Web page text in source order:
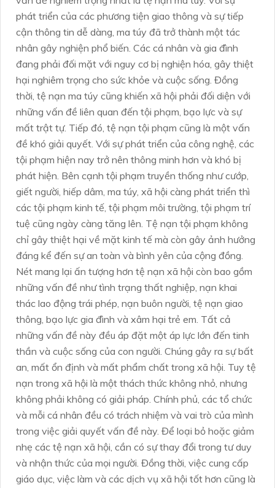
phát triển của các phương tiện giao thông và sự tiếp
cận thông tin dễ dàng, ma túy đã trở thành một tác
nhân gây nghiện phổ biến. Các cá nhân và gia đình
đang phải đối mặt với nguy cơ bị nghiện hóa, gây thiệt
hại nghiêm trọng cho sức khỏe và cuộc sống. Đồng
thời, tệ nạn ma túy cũng khiến xã hội phải đối diện với
những vấn đề liên quan đến tội phạm, bạo lực và sự
mất trật tự. Tiếp đó, tệ nạn tội phạm cũng là một vấn
đề khó giải quyết. Với sự phát triển của công nghệ, các
tội phạm hiện nay trở nên thông minh hơn và khó bị
phát hiện. Bên cạnh tội phạm truyền thống như cướp,
giết người, hiếp dâm, ma túy, xã hội càng phát triển thì
các tội phạm kinh tế, tội phạm môi trường, tội phạm trí
tuệ cũng ngày càng tăng lên. Tệ nạn tội phạm không
chỉ gây thiệt hại về mặt kinh tế mà còn gây ảnh hưởng
đáng kể đến sự an toàn và bình yên của cộng đồng.
Nét mang lại ấn tượng hơn tệ nạn xã hội còn bao gồm
những vấn đề như tình trạng thất nghiệp, nạn khai
thác lao động trái phép, nạn buôn người, tệ nạn giao
thông, bạo lực gia đình và xâm hại trẻ em. Tất cả
những vấn đề này đều áp đặt một áp lực lớn đến tinh
thần và cuộc sống của con người. Chúng gây ra sự bất
an, mất ổn định và mất phẩm chất trong xã hội. Tuy tệ
nạn trong xã hội là một thách thức không nhỏ, nhưng
không phải không có giải pháp. Chính phủ, các tổ chức
và mỗi cá nhân đều có trách nhiệm và vai trò của mình
trong việc giải quyết vấn đề này. Để loại bỏ hoặc giảm
nhẹ các tệ nạn xã hội, cần có sự thay đổi trong tư duy
và nhận thức của mọi người. Đồng thời, việc cung cấp
giáo dục, việc làm và các dịch vụ xã hội tốt hơn cũng là